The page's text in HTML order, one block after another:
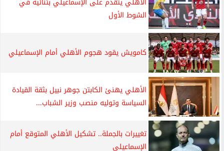
الشوط الأول
كامويش يقود هجوم الأهلي أمام الإسماعيلي
الأهلي يهنئ الكابتن جوهر نبيل بثقة القيادة
السياسة وتوليه منصب وزير الشباب...
تغييرات بالجملة.. تشكيل الأهلي المتوقع أمام
الإسماعيلي